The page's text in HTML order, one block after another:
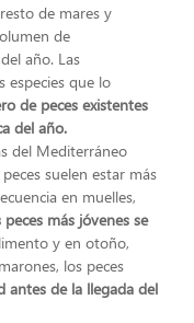
de mares y
de
año. Las
especies que lo
de peces existentes
del año.
del Mediterráneo
suelen estar más
en muelles,
peces más jóvenes se
y en otoño,
los peces
antes de la llegada del